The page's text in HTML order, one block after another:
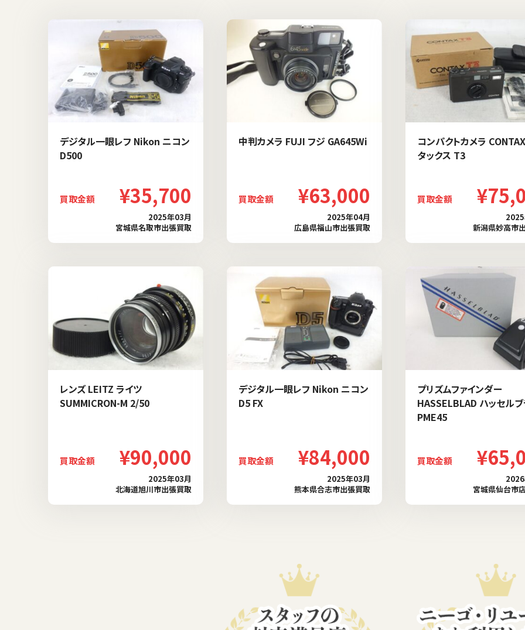
デジタル一眼レフ Nikon ニコン
D500
買取金額 ¥35,700
2025年03月
宮城県名取市出張買取
中判カメラ FUJI フジ GA645Wi
買取金額 ¥63,000
2025年04月
広島県福山市出張買取
コンパクトカメラ
タックス T3
買取金額
新潟県妙高市
レンズ LEITZ ライツ
SUMMICRON-M 2/50
買取金額 ¥90,000
2025年03月
北海道旭川市出張買取
デジタル一眼レフ Nikon ニコン
D5 FX
買取金額 ¥84,000
2025年03月
熊本県合志市出張買取
プリズムファインダー
HASSELBLAD ハッセルブ
PME45
買取金額
宮城県仙台市